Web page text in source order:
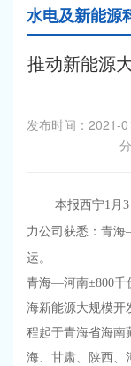
水电及新能源
推动新能源
发布时间：
分
本报西宁1月3
力公司获悉：青
运。
青海—河南±800千
海新能源大规模开
程起于青海省海南
海、甘肃、陕西、